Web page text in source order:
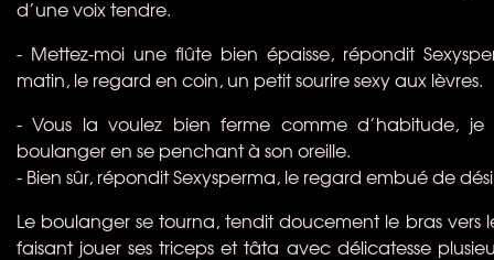
d’une voix tendre.
- Mettez-moi une flûte bien épaisse, répondit
matin, le regard en coin, un petit sourire sexy aux lèvres.
- Vous la voulez bien ferme comme d’habitude, je
boulanger en se penchant à son oreille.
- Bien sûr, répondit Sexysperma, le regard embué de
Le boulanger se tourna, tendit doucement le bras vers
faisant jouer ses triceps et tâta avec délicatesse